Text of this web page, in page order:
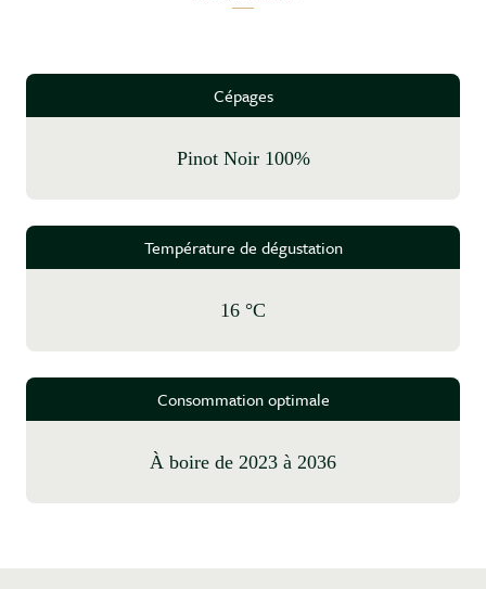
Cépages
Pinot Noir 100%
Température de dégustation
16 °C
Consommation optimale
à boire de 2023 à 2036